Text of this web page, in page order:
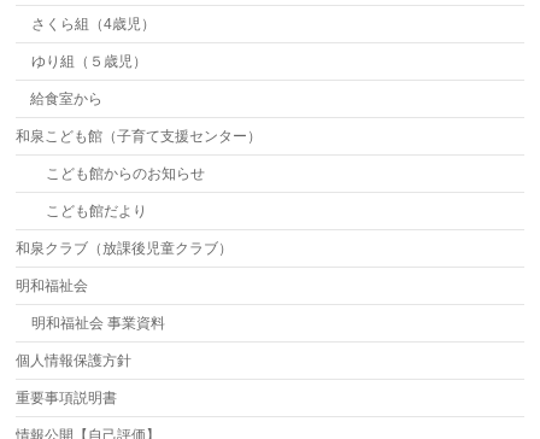
さくら組（4歳児）
ゆり組（５歳児）
給食室から
和泉こども館（子育て支援センター）
こども館からのお知らせ
こども館だより
和泉クラブ（放課後児童クラブ）
明和福祉会
明和福祉会 事業資料
個人情報保護方針
重要事項説明書
情報公開【自己評価】